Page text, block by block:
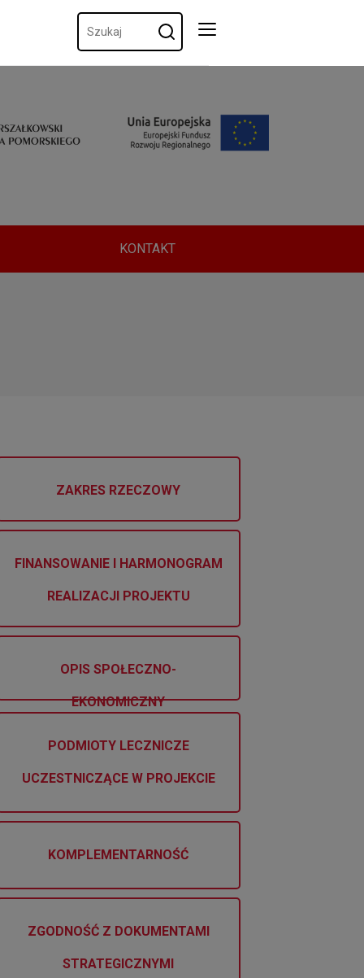
KONTAKT
ZAKRES RZECZOWY
FINANSOWANIE I HARMONOGRAM
REALIZACJI PROJEKTU
OPIS SPOŁECZNO-
EKONOMICZNY
PODMIOTY LECZNICZE
UCZESTNICZĄCE W PROJEKCIE
KOMPLEMENTARNOŚĆ
ZGODNOŚĆ Z DOKUMENTAMI
STRATEGICZNYMI